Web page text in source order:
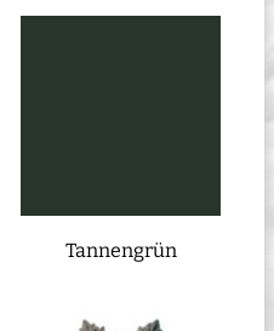
Tannengrün